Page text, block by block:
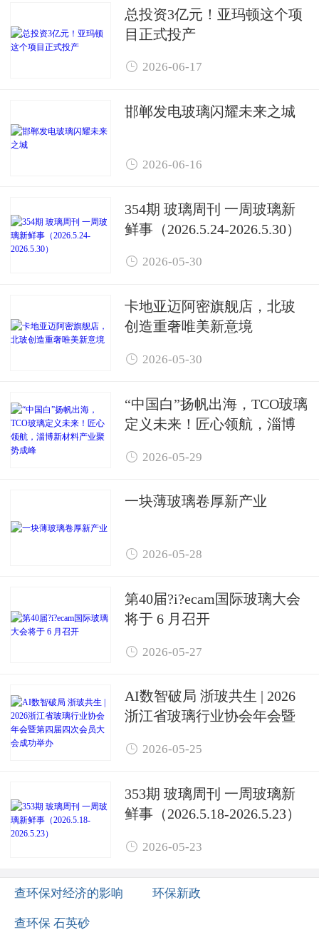
总投资3亿元！亚玛顿这个项
目正式投产
 2026-06-17
邯郸发电玻璃闪耀未来之城
 2026-06-16
354期 玻璃周刊 一周玻璃新
鲜事（2026.5.24-2026.5.30）
 2026-05-30
卡地亚迈阿密旗舰店，北玻
创造重奢唯美新意境
 2026-05-30
“中国白”扬帆出海，TCO玻璃
定义未来！匠心领航，淄博
 2026-05-29
一块薄玻璃卷厚新产业
 2026-05-28
第40届?i?ecam国际玻璃大会
将于 6 月召开
 2026-05-27
AI数智破局 浙玻共生 | 2026
浙江省玻璃行业协会年会暨
办
 2026-05-25
353期 玻璃周刊 一周玻璃新
鲜事（2026.5.18-2026.5.23）
 2026-05-23
查环保对经济的影响 环保新政
查环保 石英砂